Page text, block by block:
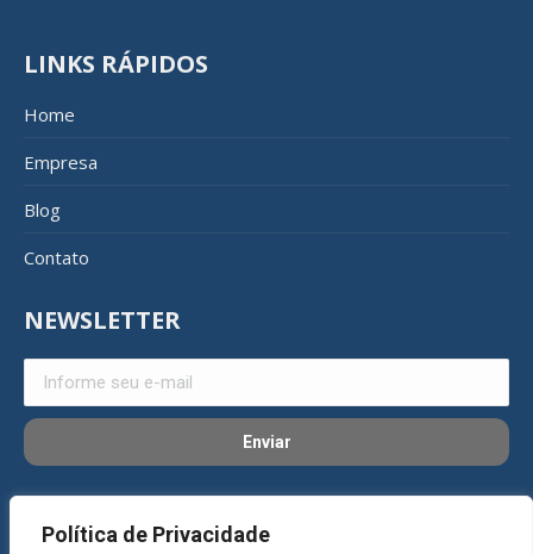
Política de Privacidade
LINKS RÁPIDOS
Home
Empresa
Blog
Contato
NEWSLETTER
REDES SOCIAIS